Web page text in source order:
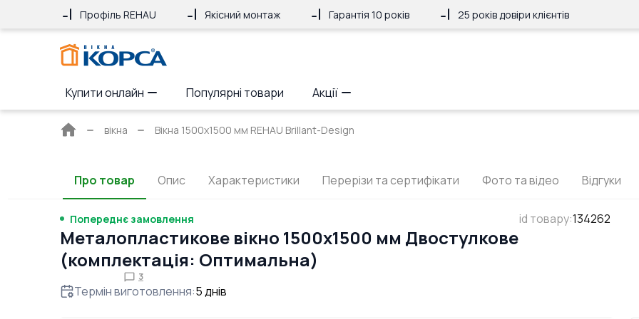
Профіль REHAU Якісний монтаж Гарантія 10 років 25 років довіри клієнтів
Купити онлайн Популярні товари Акції
Головна
вікна Вікна 1500x1500 мм REHAU Brillant-Design
Про товар Опис Характеристики Перерізи та сертифікати Фото та відео Відгуки
Попереднє замовлення id товару:134262
Металопластикове вікно 1500x1500 мм Двостулкове
(комплектація: Оптимальна)
3
Термін виготовлення:5днів